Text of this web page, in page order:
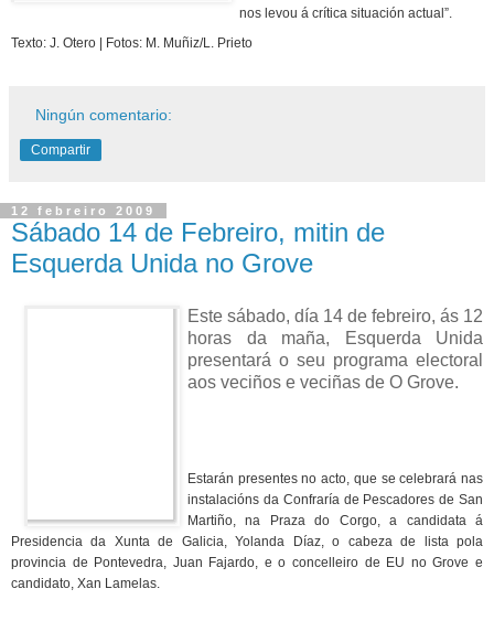
nos levou á crítica situación actual”.
Texto: J. Otero | Fotos: M. Muñiz/L. Prieto
Ningún comentario:
Compartir
12 febreiro 2009
Sábado 14 de Febreiro, mitin de
Esquerda Unida no Grove
Este sábado, día 14 de febreiro, ás 12
horas da maña, Esquerda Unida
presentará o seu programa electoral
aos veciños e veciñas de O Grove.
Estarán presentes no acto, que se celebrará nas
instalacións da Confraría de Pescadores de San
Martiño, na Praza do Corgo, a candidata á
Presidencia da Xunta de Galicia, Yolanda Díaz, o cabeza de lista pola
provincia de Pontevedra, Juan Fajardo, e o concelleiro de EU no Grove e
candidato, Xan Lamelas.